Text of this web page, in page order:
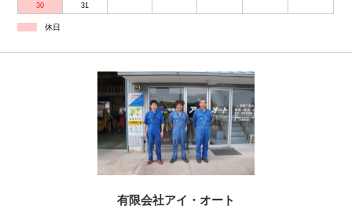
30
31
休日
有限会社アイ・オート